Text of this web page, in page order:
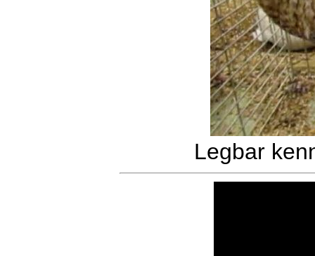
Legbar